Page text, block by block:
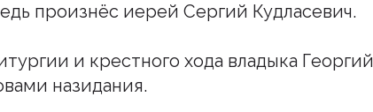
произнёс иерей Сергий Кудласевич.
и крестного хода владыка Георгий
назидания.